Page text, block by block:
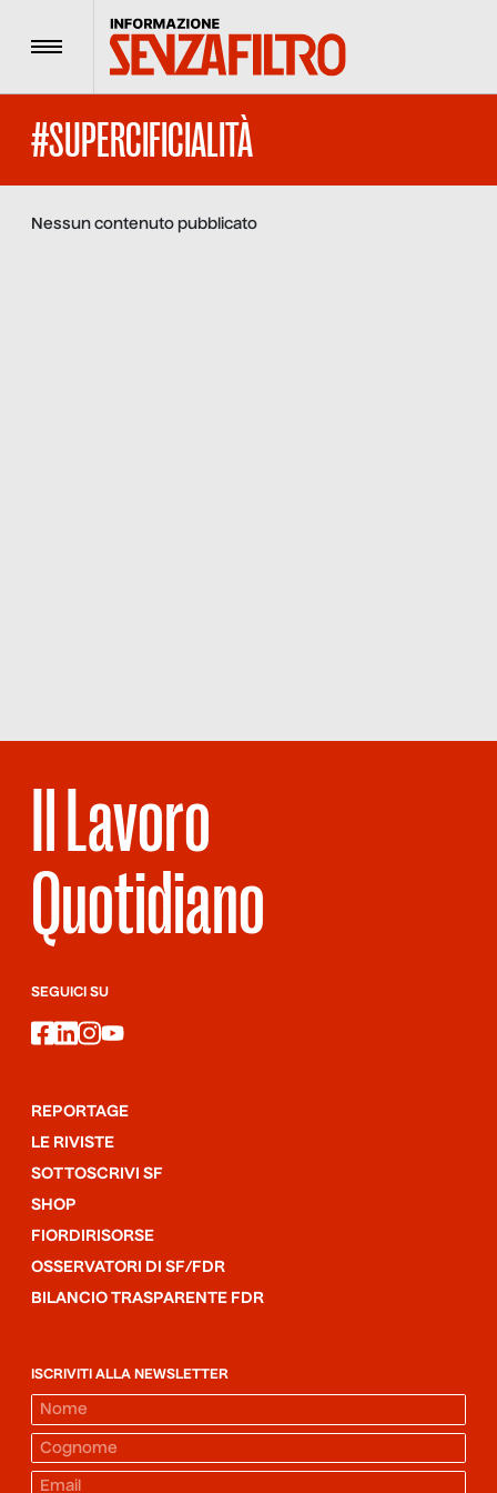
Menu
#SUPERCIFICIALITÀ
Nessun contenuto pubblicato
Il Lavoro
Quotidiano
SEGUICI SU
facebook
linkedin
instagram
youtube
REPORTAGE
LE RIVISTE
SOTTOSCRIVI SF
SHOP
FIORDIRISORSE
OSSERVATORI DI SF/FDR
BILANCIO TRASPARENTE FDR
ISCRIVITI ALLA NEWSLETTER